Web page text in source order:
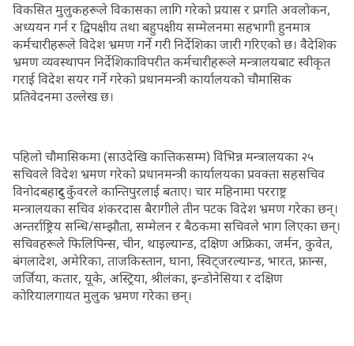
विकसित मुलुकहरूले विकासका लागि गरेको प्रयास र प्रगति अवलोकन,
अध्ययन गर्न र द्विपक्षीय तथा बहुपक्षीय सम्मेलनमा सहभागी हुनमात्र
कर्मचारीहरूले विदेश भ्रमण गर्ने गरी निर्देशिका जारी गरिएको छ। वैदेशिक
भ्रमण व्यवस्थापन निर्देशिकाविपरीत कर्मचारीहरूले मन्त्रालयबाट स्वीकृत
गराई विदेश सयर गर्ने गरेको प्रधानमन्त्री कार्यालयको चौमासिक
प्रतिवेदनमा उल्लेख छ।
पहिलो चौमासिकमा (साउदेखि कात्तिकसम्म) विभिन्न मन्त्रालयका २५
सचिवले विदेश भ्रमण गरेको प्रधानमन्त्री कार्यालयका प्रवक्ता सहसचिव
विनोदबहादुर कुँवरले कान्तिपुरलाई बताए। चार महिनामा परराष्ट्र
मन्त्रालयका सचिव शंकरदास बैरागीले तीन पटक विदेश भ्रमण गरेका छन्।
अन्तर्राष्ट्रिय सन्धि/सम्झौता, सम्मेलन र बैठकमा सचिवले भाग लिएका छन्।
सचिवहरूले फिलिपिन्स, चीन, थाइल्यान्ड, दक्षिण अफ्रिका, जर्मन, कुवेत,
बंगलादेश, अमेरिका, ताजकिस्तान, घाना, स्विट्जरल्यान्ड, भारत, फ्रान्स,
जर्जिया, कतार, यूके, अस्ट्रिया, श्रीलंका, इन्डोनेसिया र दक्षिण
कोरियालगायत मुलुक भ्रमण गरेका छन्।